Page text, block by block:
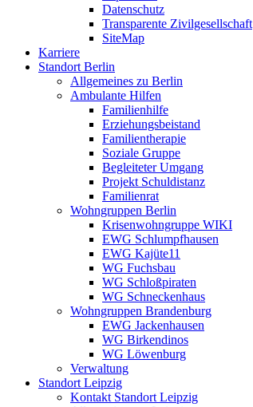
Datenschutz
Transparente Zivilgesellschaft
SiteMap
Karriere
Standort Berlin
Allgemeines zu Berlin
Ambulante Hilfen
Familienhilfe
Erziehungsbeistand
Familientherapie
Soziale Gruppe
Begleiteter Umgang
Projekt Schuldistanz
Familienrat
Wohngruppen Berlin
Krisenwohngruppe WIKI
EWG Schlumpfhausen
EWG Kajüte11
WG Fuchsbau
WG Schloßpiraten
WG Schneckenhaus
Wohngruppen Brandenburg
EWG Jackenhausen
WG Birkendinos
WG Löwenburg
Verwaltung
Standort Leipzig
Kontakt Standort Leipzig